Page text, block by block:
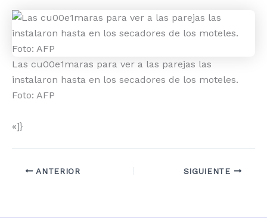
Las cu00e1maras para ver a las parejas las
instalaron hasta en los secadores de los moteles.
Foto: AFP
«]}
ANTERIOR SIGUIENTE